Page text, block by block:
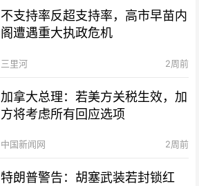
不支持率反超支持率，高市早苗内
阁遭遇重大执政危机
三里河 2周前
加拿大总理：若美方关税生效，加
方将考虑所有回应选项
中国新闻网 2周前
特朗普警告：胡塞武装若封锁红